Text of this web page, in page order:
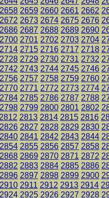
2658 2659 2660 2661 2662
2672 2673 2674 2675 2676
2686 2687 2688 2689 2690
2700 2701 2702 2703 2704
2714 2715 2716 2717 2718
2728 2729 2730 2731 2732
2742 2743 2744 2745 2746
2756 2757 2758 2759 2760
2770 2771 2772 2773 2774
2784 2785 2786 2787 2788
2798 2799 2800 2801 2802
2812 2813 2814 2815 2816
2826 2827 2828 2829 2830
2840 2841 2842 2843 2844
2854 2855 2856 2857 2858
2868 2869 2870 2871 2872
2882 2883 2884 2885 2886
2896 2897 2898 2899 2900
2910 2911 2912 2913 2914
2924 2925 2926 2927 2928